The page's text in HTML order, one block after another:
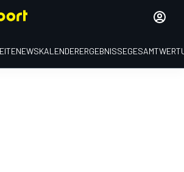
NEWSKALENDERERGEBNISSE